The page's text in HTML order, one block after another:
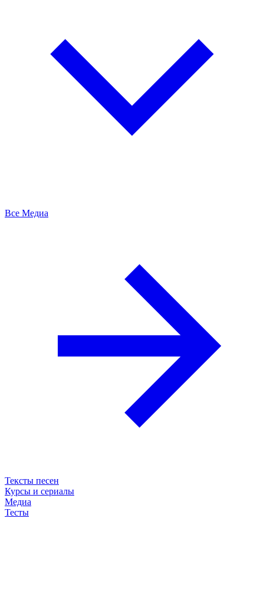
Все Медиа
Тексты песен
Курсы и сериалы
Медиа
Тесты